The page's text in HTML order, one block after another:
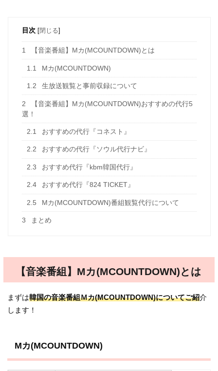
目次 [閉じる]
1 【音楽番組】Mカ(MCOUNTDOWN)とは
1.1 Mカ(MCOUNTDOWN)
1.2 生放送観覧と事前収録について
2
【音楽番組】Mカ(MCOUNTDOWN)おすすめの代行5
選！
2.1 おすすめの代行『コネスト』
2.2 おすすめの代行『ソウル代行ナビ』
2.3 おすすめ代行『kbm韓国代行』
2.4 おすすめ代行『824 TICKET』
2.5 Mカ(MCOUNTDOWN)番組観覧代行について
3 まとめ
【音楽番組】Mカ(MCOUNTDOWN)とは
まずは韓国の音楽番組Ｍカ(MCOUNTDOWN)についてご紹介
します！
Mカ(MCOUNTDOWN)